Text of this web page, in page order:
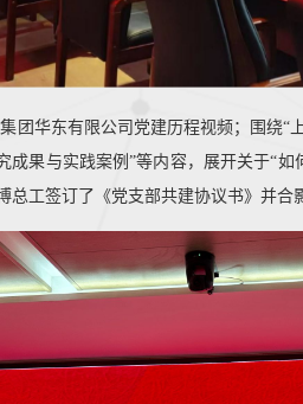
团华东有限公司党建历程视频；围绕“
成果与实践案例”等内容，展开关于“
工签订了《党支部共建协议书》并合